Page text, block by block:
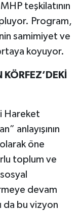
teşkilatının
Program,
samimiyet ve
koyuyor.
Hareket
anlayışının
öne
toplum ve
devam
da bu vizyon